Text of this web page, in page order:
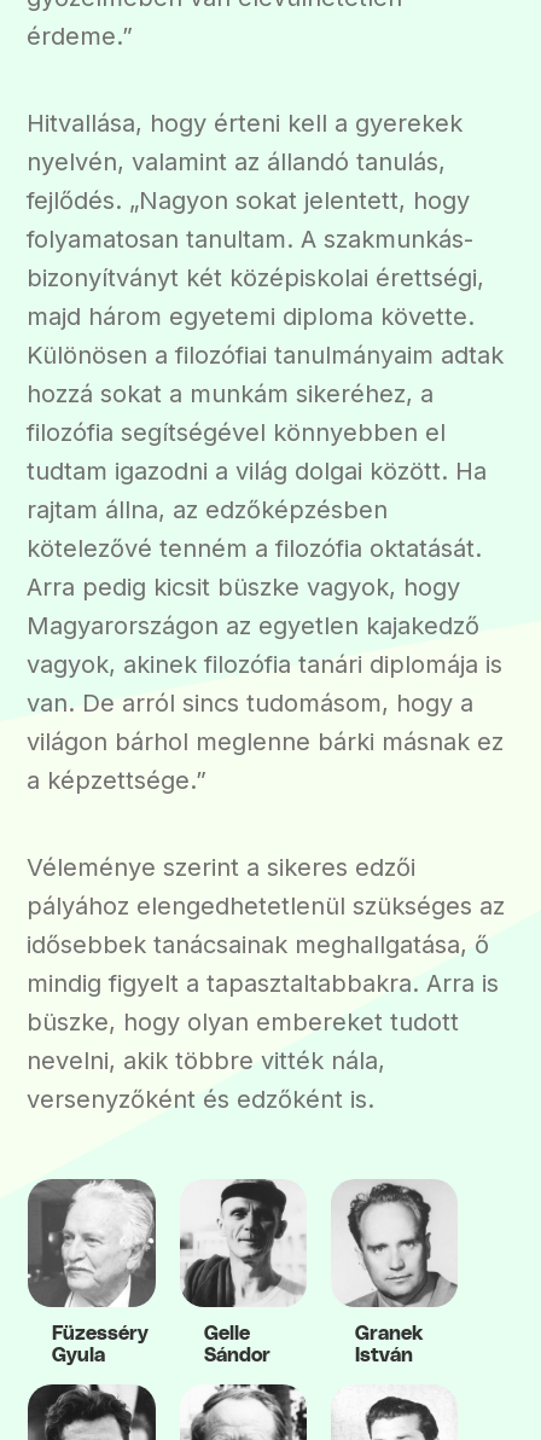
érdeme.”
Hitvallása, hogy érteni kell a gyerekek
nyelvén, valamint az állandó tanulás,
fejlődés. „Nagyon sokat jelentett, hogy
folyamatosan tanultam. A szakmunkás-
bizonyítványt két középiskolai érettségi,
majd három egyetemi diploma követte.
Különösen a filozófiai tanulmányaim adtak
hozzá sokat a munkám sikeréhez, a
filozófia segítségével könnyebben el
tudtam igazodni a világ dolgai között. Ha
rajtam állna, az edzőképzésben
kötelezővé tenném a filozófia oktatását.
Arra pedig kicsit büszke vagyok, hogy
Magyarországon az egyetlen kajakedző
vagyok, akinek filozófia tanári diplomája is
van. De arról sincs tudomásom, hogy a
világon bárhol meglenne bárki másnak ez
a képzettsége.”
Véleménye szerint a sikeres edzői
pályához elengedhetetlenül szükséges az
idősebbek tanácsainak meghallgatása, ő
mindig figyelt a tapasztaltabbakra. Arra is
büszke, hogy olyan embereket tudott
nevelni, akik többre vitték nála,
versenyzőként és edzőként is.
Füzesséry
Gyula
Gelle
Sándor
Granek
István